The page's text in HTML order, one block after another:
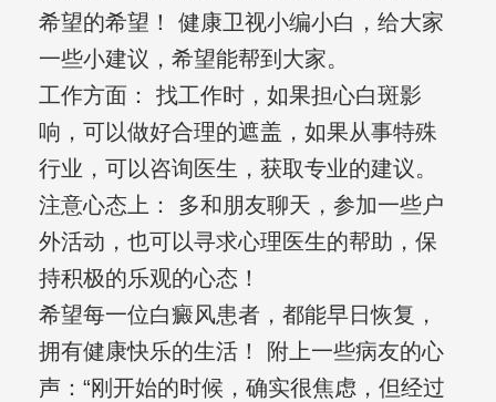
希望的希望！ 健康卫视小编小白，给大家
一些小建议，希望能帮到大家。
工作方面： 找工作时，如果担心白斑影
响，可以做好合理的遮盖，如果从事特殊
行业，可以咨询医生，获取专业的建议。
注意心态上： 多和朋友聊天，参加一些户
外活动，也可以寻求心理医生的帮助，保
持积极的乐观的心态！
希望每一位白癜风患者，都能早日恢复，
拥有健康快乐的生活！ 附上一些病友的心
声：“刚开始的时候，确实很焦虑，但经过